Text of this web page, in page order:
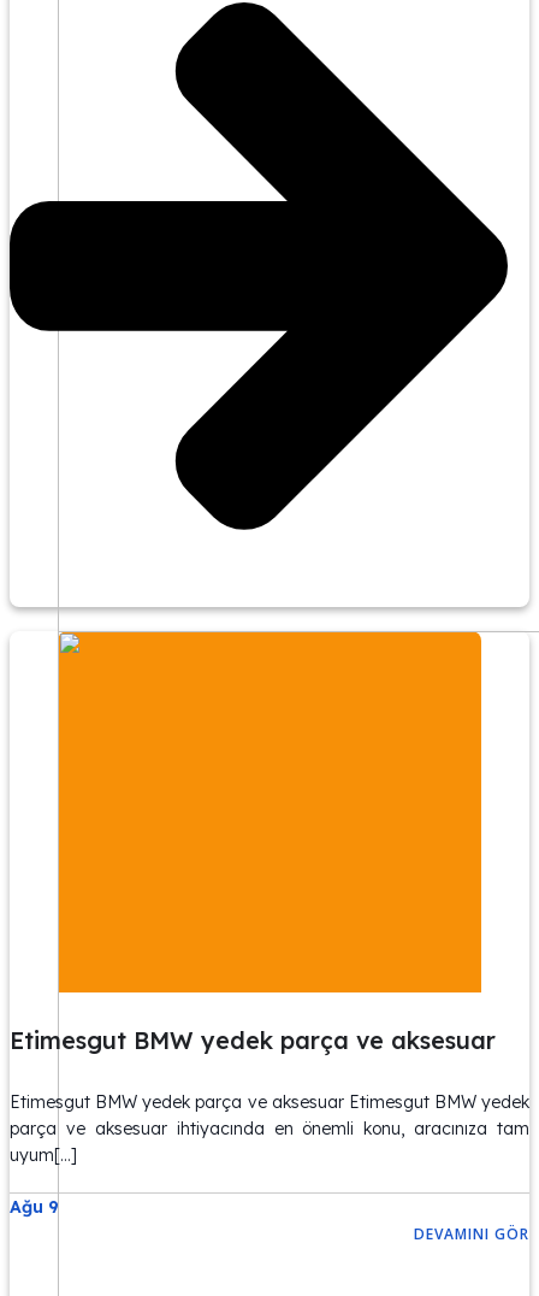
Etimesgut BMW yedek parça ve aksesuar
Etimesgut BMW yedek parça ve aksesuar Etimesgut BMW yedek
parça ve aksesuar ihtiyacında en önemli konu, aracınıza tam
uyum[…]
Ağu 9
DEVAMINI GÖR